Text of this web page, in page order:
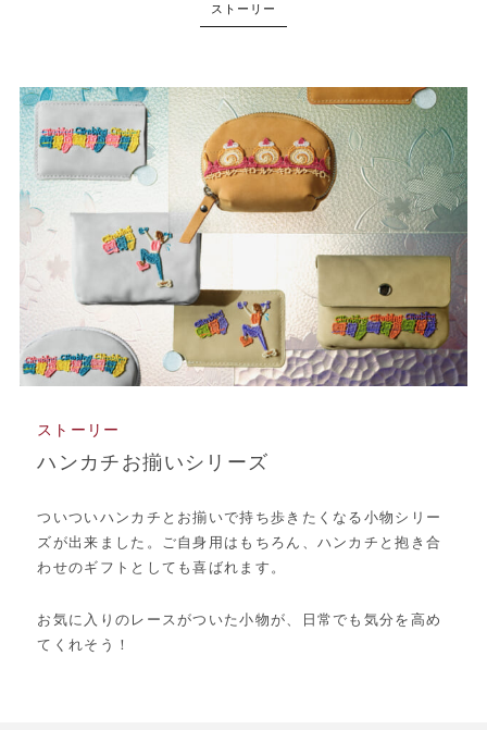
ストーリー
ハンカチお揃いシリーズ
ストーリー
ついついハンカチとお揃いで持ち歩きたくなる小物シリー
ズが出来ました。ご自身用はもちろん、ハンカチと抱き合
わせのギフトとしても喜ばれます。
お気に入りのレースがついた小物が、日常でも気分を高め
てくれそう！